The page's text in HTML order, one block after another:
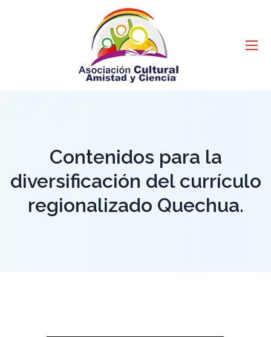
Contenidos para la
diversificación del currículo
regionalizado Quechua.